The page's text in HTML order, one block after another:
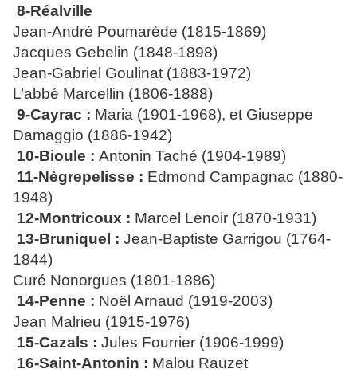
8-Réalville
Jean-André Poumarède (1815-1869)
Jacques Gebelin (1848-1898)
Jean-Gabriel Goulinat (1883-1972)
L’abbé Marcellin (1806-1888)
9-Cayrac : Maria (1901-1968), et Giuseppe
Damaggio (1886-1942)
10-Bioule : Antonin Taché (1904-1989)
11-Nègrepelisse : Edmond Campagnac (1880-
1948)
12-Montricoux : Marcel Lenoir (1870-1931)
13-Bruniquel : Jean-Baptiste Garrigou (1764-
1844)
Curé Nonorgues (1801-1886)
14-Penne : Noël Arnaud (1919-2003)
Jean Malrieu (1915-1976)
15-Cazals : Jules Fourrier (1906-1999)
16-Saint-Antonin : Malou Rauzet